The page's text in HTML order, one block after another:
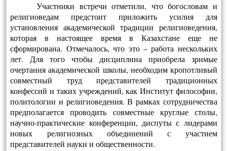
Участники встречи отметили, что богословам и
религиоведам предстоит приложить усилия для
установления академической традиции религиоведения,
которая в настоящее время в Казахстане еще не
сформирована. Отмечалось, что это – работа нескольких
лет. Для того чтобы дисциплина приобрела зримые
очертания академической школы, необходим кропотливый
совместный труд представителей традиционных
конфессий и таких учреждений, как Институт философии,
политологии и религиоведения. В рамках сотрудничества
предполагается проводить совместные круглые столы,
научно-практические конференции, диспуты с лидерами
новых религиозных объединений с участием
представителей науки и общественности.